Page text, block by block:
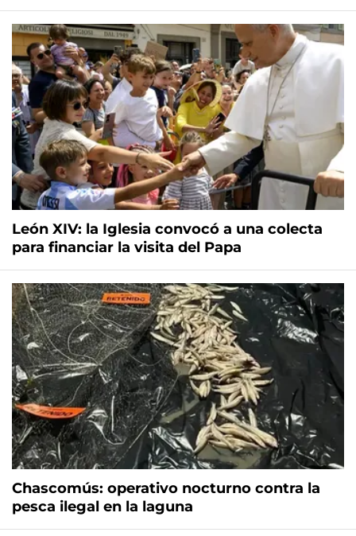
León XIV: la Iglesia convocó a una colecta
para financiar la visita del Papa
Chascomús: operativo nocturno contra la
pesca ilegal en la laguna